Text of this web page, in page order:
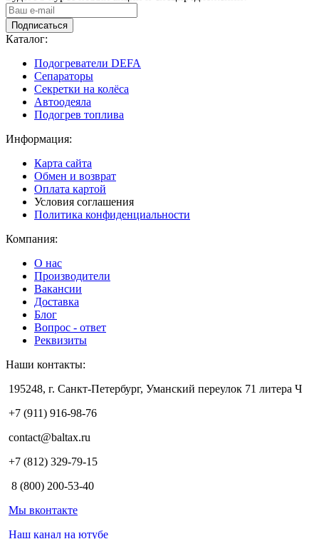
Подписаться
Каталог:
Подогреватели DEFA
Сепараторы
Секретки на колёса
Автоодеяла
Подогрев топлива
Информация:
Карта сайта
Обмен и возврат
Оплата картой
Условия соглашения
Политика конфиденциальности
Компания:
О нас
Производители
Вакансии
Доставка
Блог
Вопрос - ответ
Реквизиты
Наши контакты:
195248, г. Санкт-Петербург, Уманский переулок 71 литера Ч
+7 (911) 916-98-76
contact@baltax.ru
+7 (812) 329-79-15
8 (800) 200-53-40
Мы вконтакте
Наш канал на ютубе